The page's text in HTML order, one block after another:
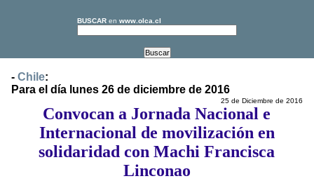
BUSCAR en www.olca.cl
- Chile:
Para el día lunes 26 de diciembre de 2016
25 de Diciembre de 2016
Convocan a Jornada Nacional e
Internacional de movilización en
solidaridad con Machi Francisca
Linconao